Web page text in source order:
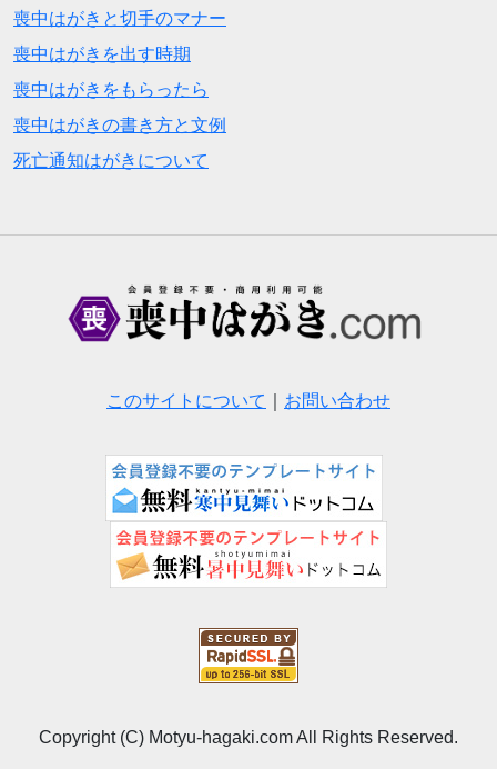
喪中はがきと切手のマナー
喪中はがきを出す時期
喪中はがきをもらったら
喪中はがきの書き方と文例
死亡通知はがきについて
このサイトについて お問い合わせ
Copyright (C) Motyu-hagaki.com All Rights Reserved.